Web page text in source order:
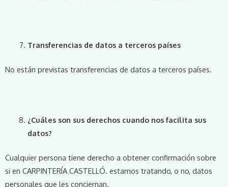
Transferencias de datos a terceros países
No están previstas transferencias de datos a terceros países.
¿Cuáles son sus derechos cuando nos facilita sus
datos?
Cualquier persona tiene derecho a obtener confirmación sobre
si en CARPINTERÍA CASTELLÓ. estamos tratando, o no, datos
personales que les conciernan.